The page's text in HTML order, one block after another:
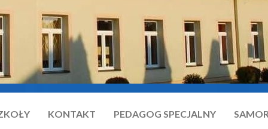
KONTAKT PEDAGOG SPECJALNY